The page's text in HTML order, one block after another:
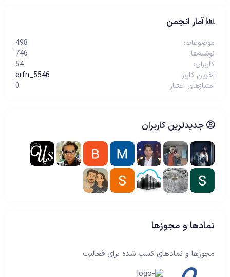
آمار انجمن
موضوعات
498
نوشته‌ها
746
کاربران
54
آخرین کاربر
erfn_5546
امتیازهای اعتبار
0
جدیدترین کاربران
نمادها و مجوزها
مجوزها و نمادهای کسب شده برای فعالیت